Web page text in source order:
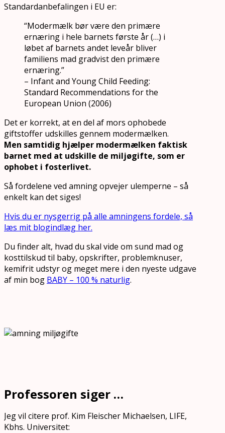
Standardanbefalingen i EU er:
“Modermælk bør være den primære
ernæring i hele barnets første år (…) i
løbet af barnets andet leveår bliver
familiens mad gradvist den primære
ernæring.”
– Infant and Young Child Feeding:
Standard Recommendations for the
European Union (2006)
Det er korrekt, at en del af mors ophobede
giftstoffer udskilles gennem modermælken.
Men samtidig hjælper modermælken faktisk
barnet med at udskille de miljøgifte, som er
ophobet i fosterlivet.
Så fordelene ved amning opvejer ulemperne – så
enkelt kan det siges!
Hvis du er nysgerrig på alle amningens fordele, så
læs mit blogindlæg her.
Du finder alt, hvad du skal vide om sund mad og
kosttilskud til baby, opskrifter, problemknuser,
kemifrit udstyr og meget mere i den nyeste udgave
af min bog BABY – 100 % naturlig.
Professoren siger …
Jeg vil citere prof. Kim Fleischer Michaelsen, LIFE,
Kbhs. Universitet: